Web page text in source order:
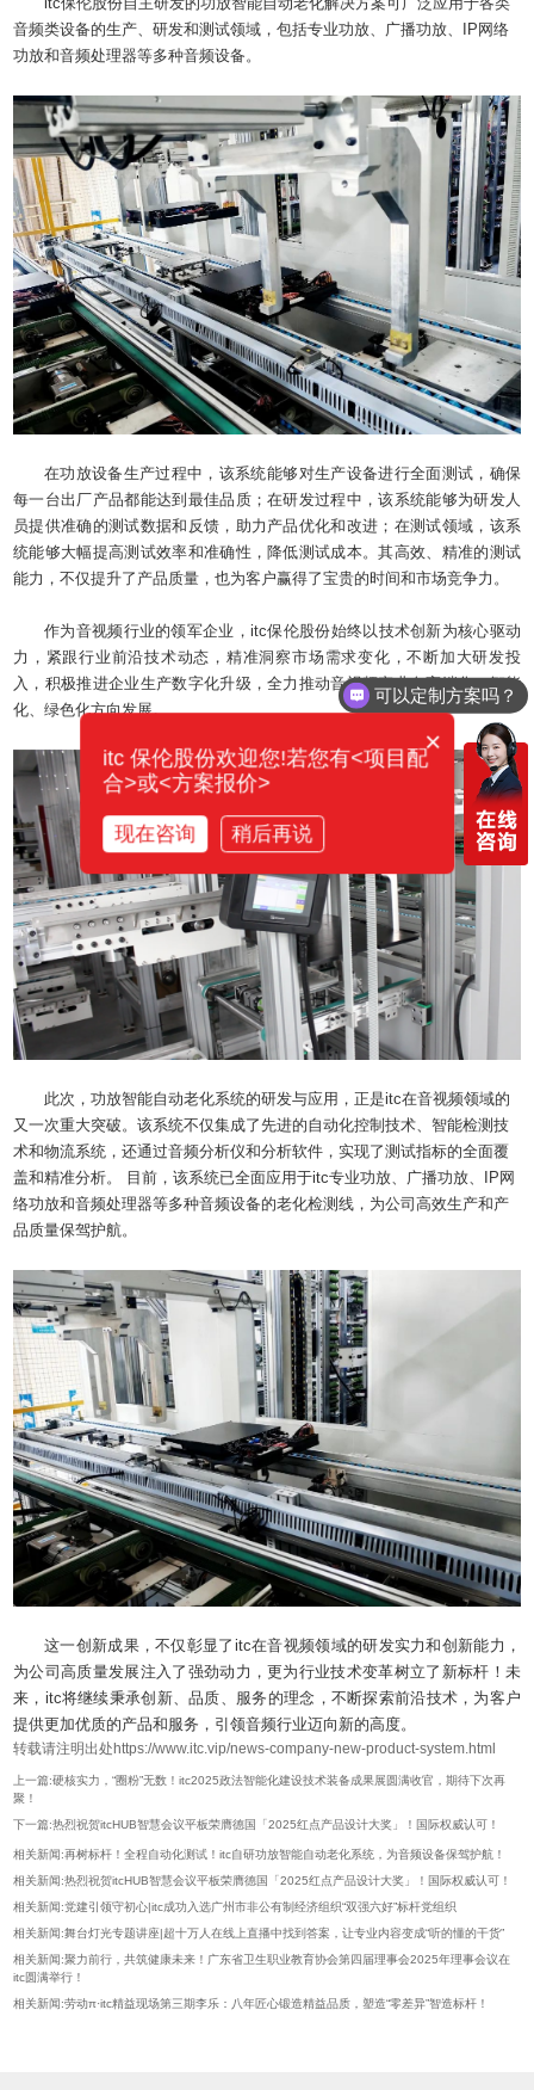
音频类设备的生产、研发和测试领域，包括专业功放、广播功放、IP网络
功放和音频处理器等多种音频设备。
在功放设备生产过程中，该系统能够对生产设备进行全面测试，确保
每一台出厂产品都能达到最佳品质；在研发过程中，该系统能够为研发人
员提供准确的测试数据和反馈，助力产品优化和改进；在测试领域，该系
统能够大幅提高测试效率和准确性，降低测试成本。其高效、精准的测试
能力，不仅提升了产品质量，也为客户赢得了宝贵的时间和市场竞争力。
作为音视频行业的领军企业，itc保伦股份始终以技术创新为核心驱动
力，紧跟行业前沿技术动态，精准洞察市场需求变化，不断加大研发投
入，积极推进企业生产数字化升级，全力推动音视频产业向高端化、智能
化、绿色化方向发展。
此次，功放智能自动老化系统的研发与应用，正是itc在音视频领域的
又一次重大突破。该系统不仅集成了先进的自动化控制技术、智能检测技
术和物流系统，还通过音频分析仪和分析软件，实现了测试指标的全面覆
盖和精准分析。 目前，该系统已全面应用于itc专业功放、广播功放、IP网
络功放和音频处理器等多种音频设备的老化检测线，为公司高效生产和产
品质量保驾护航。
这一创新成果，不仅彰显了itc在音视频领域的研发实力和创新能力，
为公司高质量发展注入了强劲动力，更为行业技术变革树立了新标杆！未
来，itc将继续秉承创新、品质、服务的理念，不断探索前沿技术，为客户
提供更加优质的产品和服务，引领音频行业迈向新的高度。
转载请注明出处https://www.itc.vip/news-company-new-product-system.html
上一篇:硬核实力，“圈粉”无数！itc2025政法智能化建设技术装备成果展圆满收官，期待下次再
聚！
下一篇:热烈祝贺itcHUB智慧会议平板荣膺德国「2025红点产品设计大奖」！国际权威认可！
相关新闻:再树标杆！全程自动化测试！itc自研功放智能自动老化系统，为音频设备保驾护航！
相关新闻:热烈祝贺itcHUB智慧会议平板荣膺德国「2025红点产品设计大奖」！国际权威认可！
相关新闻:党建引领守初心|itc成功入选广州市非公有制经济组织“双强六好”标杆党组织
相关新闻:舞台灯光专题讲座|超十万人在线上直播中找到答案，让专业内容变成“听的懂的干货”
相关新闻:聚力前行，共筑健康未来！广东省卫生职业教育协会第四届理事会2025年理事会议在
itc圆满举行！
相关新闻:劳动π·itc精益现场第三期李乐：八年匠心锻造精益品质，塑造“零差异”智造标杆！
可以定制方案吗？
你们电话多少？
×
itc 保伦股份欢迎您!若您有<项目配
合>或<方案报价>
现在咨询 稍后再说